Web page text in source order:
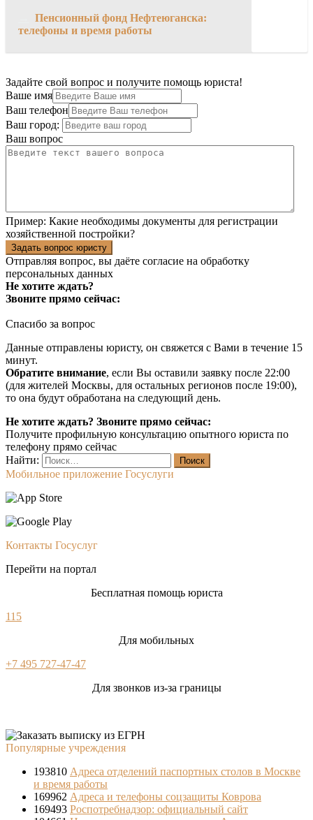
Пенсионный фонд Нефтеюганска:
телефоны и время работы
Задайте свой вопрос и получите помощь юриста!
Ваше имя
Ваш телефон
Ваш город:
Ваш вопрос
Пример: Какие необходимы документы для регистрации
хозяйственной постройки?
Задать вопрос юристу
Отправляя вопрос, вы даёте согласие на обработку
персональных данных
Не хотите ждать?
Звоните прямо сейчас:
Спасибо за вопрос
Данные отправлены юристу, он свяжется с Вами в течение 15
минут.
Обратите внимание, если Вы оставили заявку после 22:00
(для жителей Москвы, для остальных регионов после 19:00),
то она будут обработана на следующий день.
Не хотите ждать? Звоните прямо сейчас:
Получите профильную консультацию опытного юриста по
телефону прямо сейчас
Найти:
Мобильное приложение Госуслуги
Контакты Госуслуг
Перейти на портал
Бесплатная помощь юриста
115
Для мобильных
+7 495 727-47-47
Для звонков из-за границы
Популярные учреждения
193810 Адреса отделений паспортных столов в Москве
и время работы
169962 Адреса и телефоны соцзащиты Коврова
169493 Роспотребнадзор: официальный сайт